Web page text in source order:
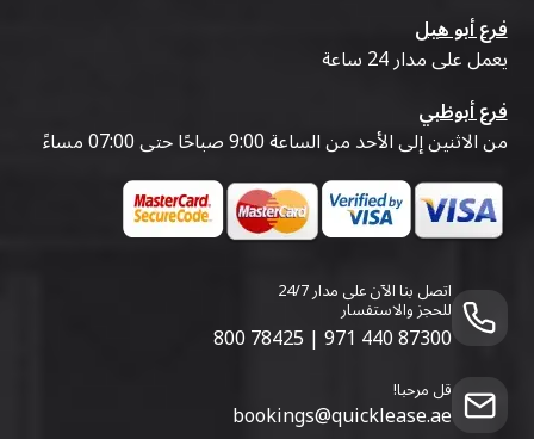
فرع أبو هيل
يعمل على مدار 24 ساعة
فرع أبوظبي
من الاثنين إلى الأحد من الساعة 9:00 صباحًا حتى 07:00 مساءً
اتصل بنا الآن على مدار 24/7
للحجز والاستفسار
800 78425 | 971 440 87300
قل مرحبا!
bookings@quicklease.ae